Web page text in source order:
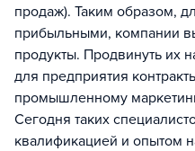
продаж). Таким образом,
прибыльными, компании
продукты. Продвинуть их
для предприятия
промышленному
Сегодня таких
квалификацией и опытом